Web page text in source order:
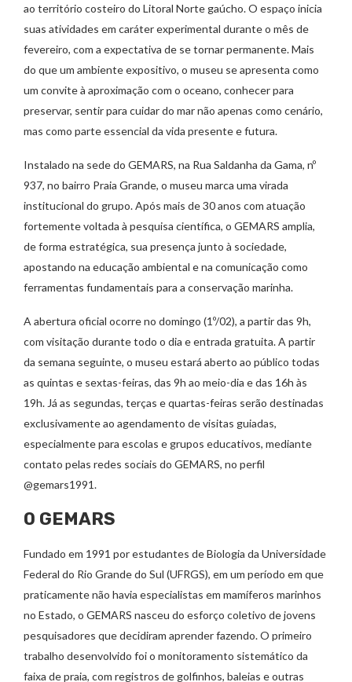
ao território costeiro do Litoral Norte gaúcho. O espaço inicia
suas atividades em caráter experimental durante o mês de
fevereiro, com a expectativa de se tornar permanente. Mais
do que um ambiente expositivo, o museu se apresenta como
um convite à aproximação com o oceano, conhecer para
preservar, sentir para cuidar do mar não apenas como cenário,
mas como parte essencial da vida presente e futura.
Instalado na sede do GEMARS, na Rua Saldanha da Gama, nº
937, no bairro Praia Grande, o museu marca uma virada
institucional do grupo. Após mais de 30 anos com atuação
fortemente voltada à pesquisa científica, o GEMARS amplia,
de forma estratégica, sua presença junto à sociedade,
apostando na educação ambiental e na comunicação como
ferramentas fundamentais para a conservação marinha.
A abertura oficial ocorre no domingo (1º/02), a partir das 9h,
com visitação durante todo o dia e entrada gratuita. A partir
da semana seguinte, o museu estará aberto ao público todas
as quintas e sextas-feiras, das 9h ao meio-dia e das 16h às
19h. Já as segundas, terças e quartas-feiras serão destinadas
exclusivamente ao agendamento de visitas guiadas,
especialmente para escolas e grupos educativos, mediante
contato pelas redes sociais do GEMARS, no perfil
@gemars1991.
O GEMARS
Fundado em 1991 por estudantes de Biologia da Universidade
Federal do Rio Grande do Sul (UFRGS), em um período em que
praticamente não havia especialistas em mamíferos marinhos
no Estado, o GEMARS nasceu do esforço coletivo de jovens
pesquisadores que decidiram aprender fazendo. O primeiro
trabalho desenvolvido foi o monitoramento sistemático da
faixa de praia, com registros de golfinhos, baleias e outras